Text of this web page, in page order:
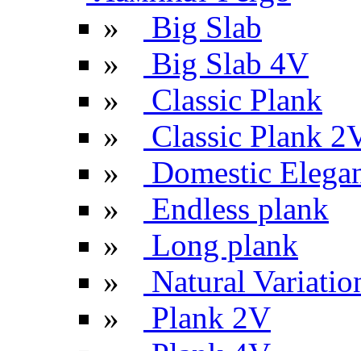
»
Big Slab
»
Big Slab 4V
»
Classic Plank
»
Classic Plank
»
Domestic
»
Endless plank
»
Long plank
»
Natural
»
Plank 2V